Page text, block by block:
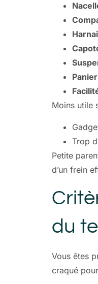
Moins utile
Trop
Petite
d’un frein
du
Vous êtes
craqué